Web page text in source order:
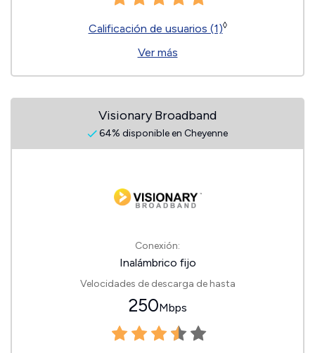
Calificación de usuarios (1)◊
Ver más
Visionary Broadband
64% disponible en Cheyenne
Conexión:
Inalámbrico fijo
Velocidades de descarga de hasta
250Mbps